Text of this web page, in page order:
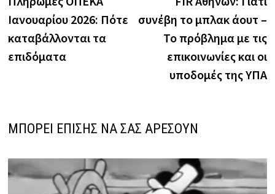
άρθρων
Ιανουαρίου 2026: Πότε
καταβάλλονται τα
επιδόματα
συνέβη το μπλακ άουτ –
Το πρόβλημα με τις
επικοινωνίες και οι
υποδομές της ΥΠΑ
ΜΠΟΡΕΙ ΕΠΙΣΗΣ ΝΑ ΣΑΣ ΑΡΕΣΟΥΝ